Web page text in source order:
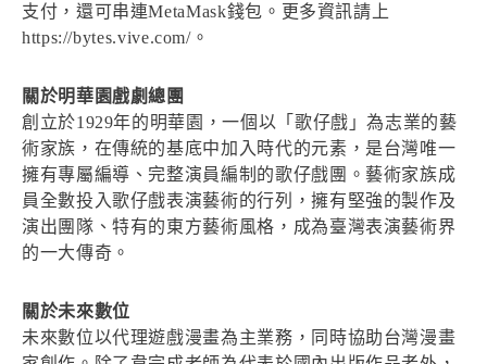
支付，還可串連MetaMask錢包。更多資訊請上
https://bytes.vive.com/。
關於明華園戲劇總團
創立於1929年的明華園，一個以「歌仔戲」為志業的藝
術家族，在傳統的基底中加入時代的元素，是台灣唯一
擁有專屬編導、完整演員編制的歌仔戲團。藝術家族成
員全數投入歌仔戲表演藝術的行列，擁有堅強的製作及
演出團隊、特有的東方藝術風格，成為臺灣表演藝術界
的一大傳奇。
關於未來數位
未來數位以代理遊戲漫畫為主業務，同時協助台灣漫畫